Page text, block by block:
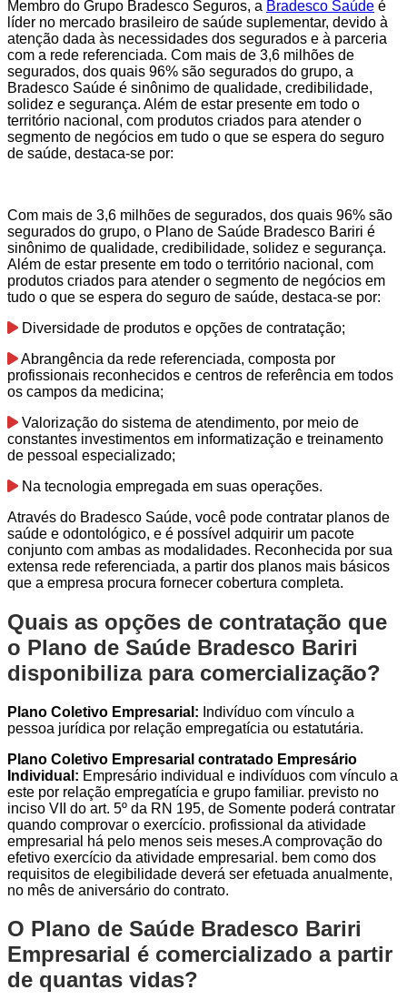
Membro do Grupo Bradesco Seguros, a Bradesco Saúde é
líder no mercado brasileiro de saúde suplementar, devido à
atenção dada às necessidades dos segurados e à parceria
com a rede referenciada. Com mais de 3,6 milhões de
segurados, dos quais 96% são segurados do grupo, a
Bradesco Saúde é sinônimo de qualidade, credibilidade,
solidez e segurança. Além de estar presente em todo o
território nacional, com produtos criados para atender o
segmento de negócios em tudo o que se espera do seguro
de saúde, destaca-se por:
Com mais de 3,6 milhões de segurados, dos quais 96% são
segurados do grupo, o Plano de Saúde Bradesco Bariri é
sinônimo de qualidade, credibilidade, solidez e segurança.
Além de estar presente em todo o território nacional, com
produtos criados para atender o segmento de negócios em
tudo o que se espera do seguro de saúde, destaca-se por:
Diversidade de produtos e opções de contratação;
Abrangência da rede referenciada, composta por
profissionais reconhecidos e centros de referência em todos
os campos da medicina;
Valorização do sistema de atendimento, por meio de
constantes investimentos em informatização e treinamento
de pessoal especializado;
Na tecnologia empregada em suas operações.
Através do Bradesco Saúde, você pode contratar planos de
saúde e odontológico, e é possível adquirir um pacote
conjunto com ambas as modalidades. Reconhecida por sua
extensa rede referenciada, a partir dos planos mais básicos
que a empresa procura fornecer cobertura completa.
Quais as opções de contratação que
o Plano de Saúde Bradesco Bariri
disponibiliza para comercialização?
Plano Coletivo Empresarial: Indivíduo com vínculo a
pessoa jurídica por relação empregatícia ou estatutária.
Plano Coletivo Empresarial contratado Empresário
Individual: Empresário individual e indivíduos com vínculo a
este por relação empregatícia e grupo familiar. previsto no
inciso VII do art. 5º da RN 195, de Somente poderá contratar
quando comprovar o exercício. profissional da atividade
empresarial há pelo menos seis meses.A comprovação do
efetivo exercício da atividade empresarial. bem como dos
requisitos de elegibilidade deverá ser efetuada anualmente,
no mês de aniversário do contrato.
O Plano de Saúde Bradesco Bariri
Empresarial é comercializado a partir
de quantas vidas?